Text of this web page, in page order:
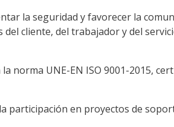
la seguridad y favorecer la
cliente, del trabajador y del
UNE-EN ISO 9001-2015,
en proyectos de